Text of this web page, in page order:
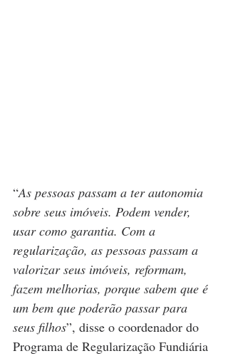
“As pessoas passam a ter autonomia
sobre seus imóveis. Podem vender,
usar como garantia. Com a
regularização, as pessoas passam a
valorizar seus imóveis, reformam,
fazem melhorias, porque sabem que é
um bem que poderão passar para
seus filhos”, disse o coordenador do
Programa de Regularização Fundiária